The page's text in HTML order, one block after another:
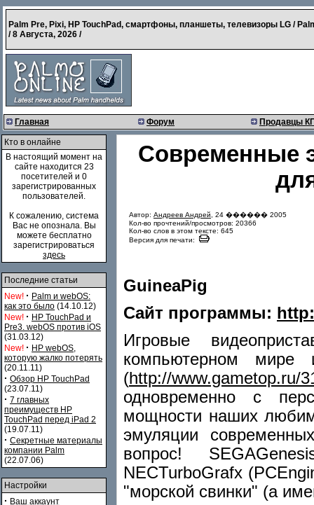
Palm Pre, Pixi, HP TouchPad, смартфоны, планшеты, телевизоры LG /
/8 Августа, 2026 /
Главная Форум Продавцы
Кто в онлайне
В настоящий момент на
сайте находится 23
посетителей и 0
зарегистрированных
пользователей.
К сожалению, система
Вас не опознала. Вы
можете бесплатно
зарегистрироваться
здесь
Последние статьи
New! · Palm и webOS:
как это было (14.10.12)
New! · HP TouchPad и
Pre3. webOS против iOS
(31.03.12)
New! · HP webOS,
которую жалко потерять
(20.11.11)
· Обзор HP TouchPad
(23.07.11)
· 7 главных
преимуществ HP
TouchPad перед iPad 2
(19.07.11)
· Секретные материалы
компании Palm
(22.07.06)
Настройки
· Ваш аккаунт
Современные
Автор: Андреев Андрей , 24 ������ 2005
Кол-во прочтений/просмотров: 20366
Кол-во слов в этом тексте: 645
Версия для печати:
GuineaPig
Сайт программы:
Игровые
компьютерном мире
(http://www.gametop.ru/
одновременно с
мощности наших
эмуляции
вопрос!
NECTurboGrafx
"морской свинки" (а